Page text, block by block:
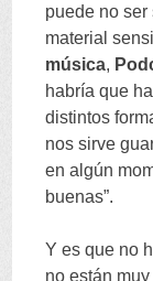
puede no ser
material
música,
habría que
distintos
nos sirve
en algún
buenas”.
Y es que no
no están